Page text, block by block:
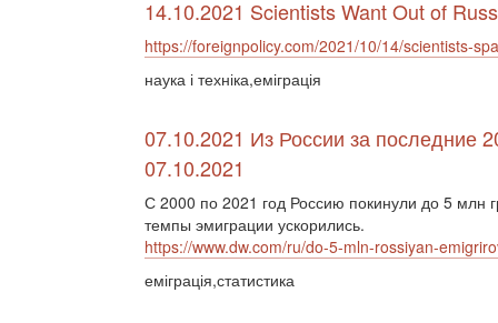
14.10.2021 Scientists Want Out of
https://foreignpolicy.com/2021/10/14/scientists-
наука і техніка,еміграція
07.10.2021 Из России за последние
07.10.2021
С 2000 по 2021 год Россию покинули до 5 млн
темпы эмиграции ускорились.
https://www.dw.com/ru/do-5-mln-rossiyan-
еміграція,статистика